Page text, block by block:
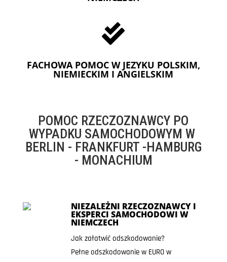

FACHOWA POMOC W JEZYKU POLSKIM,
NIEMIECKIM I ANGIELSKIM
POMOC RZECZOZNAWCY PO
WYPADKU SAMOCHODOWYM W
BERLIN - FRANKFURT -HAMBURG
- MONACHIUM
NIEZALEŻNI RZECZOZNAWCY I
EKSPERCI SAMOCHODOWI W
NIEMCZECH
Jak załatwić odszkodowanie?
Pełne odszkodowanie w EURO w